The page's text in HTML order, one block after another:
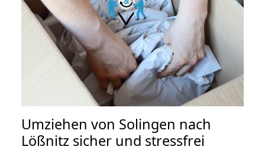
Umziehen von Solingen nach
Lößnitz sicher und stressfrei